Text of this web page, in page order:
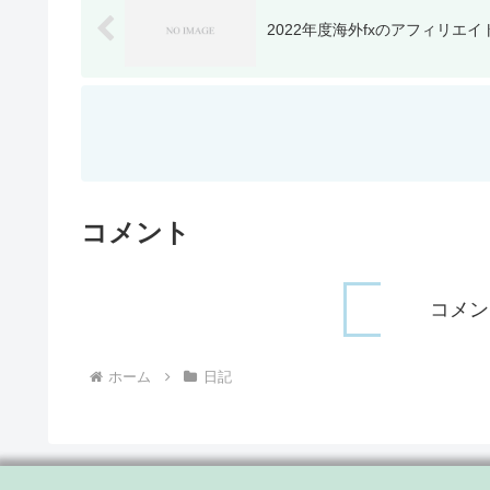
2022年度海外fxのアフィリエイ
コメント
コメ
ホーム 日記